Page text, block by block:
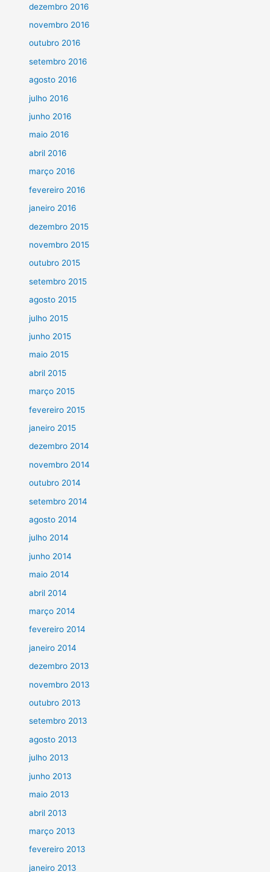
dezembro 2016
novembro 2016
outubro 2016
setembro 2016
agosto 2016
julho 2016
junho 2016
maio 2016
abril 2016
março 2016
fevereiro 2016
janeiro 2016
dezembro 2015
novembro 2015
outubro 2015
setembro 2015
agosto 2015
julho 2015
junho 2015
maio 2015
abril 2015
março 2015
fevereiro 2015
janeiro 2015
dezembro 2014
novembro 2014
outubro 2014
setembro 2014
agosto 2014
julho 2014
junho 2014
maio 2014
abril 2014
março 2014
fevereiro 2014
janeiro 2014
dezembro 2013
novembro 2013
outubro 2013
setembro 2013
agosto 2013
julho 2013
junho 2013
maio 2013
abril 2013
março 2013
fevereiro 2013
janeiro 2013